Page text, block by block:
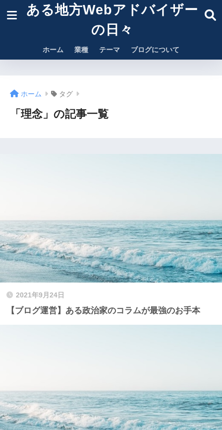
ある地方Webアドバイザー
の日々
ホーム 業種 テーマ ブログについて
ホーム タグ
「理念」の記事一覧
2021年9月24日
【ブログ運営】ある政治家のコラムが最強のお手本